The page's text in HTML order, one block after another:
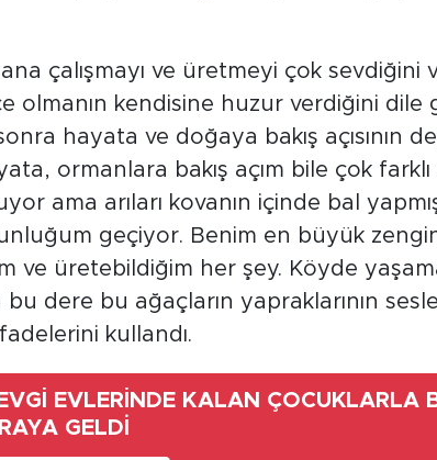
çalışmayı ve üretmeyi çok sevdiğini
olmanın kendisine huzur verdiğini dile
hayata ve doğaya bakış açısının
ormanlara bakış açım bile çok farklı
ama arıları kovanın içinde bal
geçiyor. Benim en büyük
ve üretebildiğim her şey. Köyde
dere bu ağaçların yapraklarının
kullandı.
EVLERİNDE KALAN ÇOCUKLARLA
GELDİ